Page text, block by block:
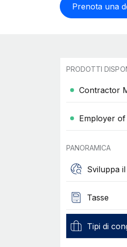
Prenota una
PRODOTTI
Contractor
Employer
PANORAMICA
Sviluppa
Tasse
Tipi di